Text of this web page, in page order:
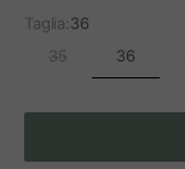
Taglia:36
35
36